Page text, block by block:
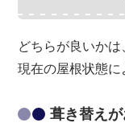
どちらが良いかは
現在の屋根状態に
葺き替え